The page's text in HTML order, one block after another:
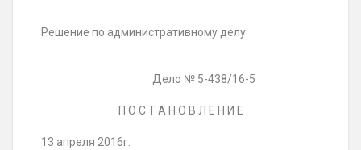
Решение по административному делу
Дело № 5-438/16-5
П О С Т А Н О В Л Е Н И Е
13 апреля 2016г.